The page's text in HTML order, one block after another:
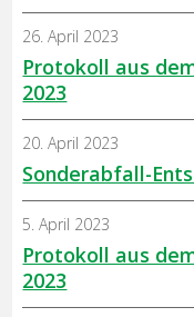
Protokoll aus
2023
26. April 2023
Sonderabfall-
20. April 2023
Protokoll aus
2023
5. April 2023